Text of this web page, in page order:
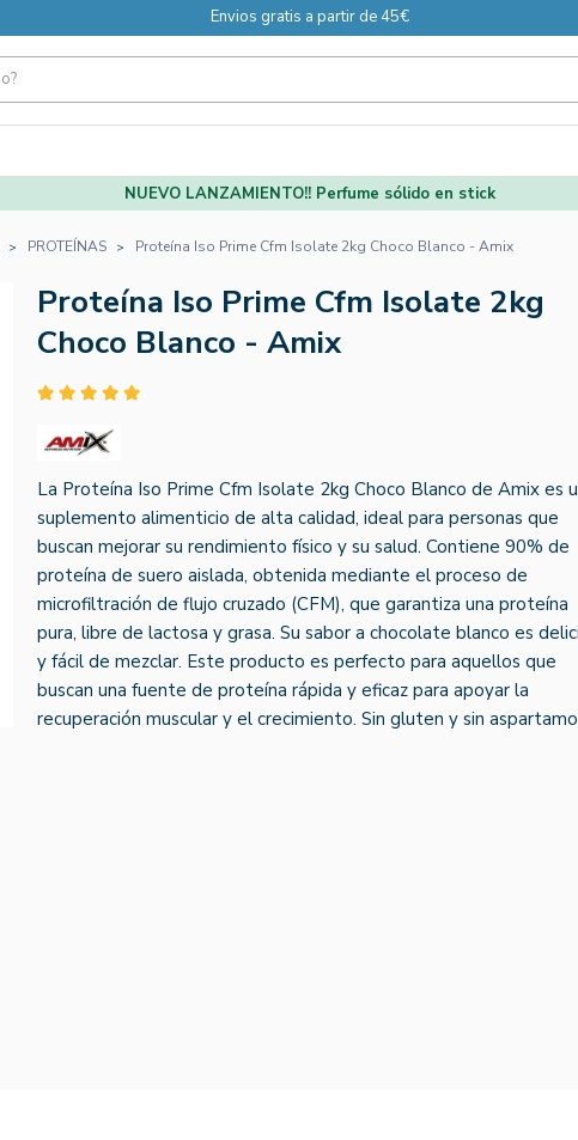
Envios gratis a partir de 45€
NUEVO LANZAMIENTO!! Perfume sólido en stick
PROTEÍNAS Proteína Iso Prime Cfm Isolate 2kg Choco Blanco - Amix
Proteína Iso Prime Cfm Isolate 2kg
Choco Blanco - Amix
La Proteína Iso Prime Cfm Isolate 2kg Choco Blanco de Amix es
suplemento alimenticio de alta calidad, ideal para personas que
buscan mejorar su rendimiento físico y su salud. Contiene 90% de
proteína de suero aislada, obtenida mediante el proceso de
microfiltración de flujo cruzado (CFM), que garantiza una proteína
pura, libre de lactosa y grasa. Su sabor a chocolate blanco es
y fácil de mezclar. Este producto es perfecto para aquellos que
buscan una fuente de proteína rápida y eficaz para apoyar la
recuperación muscular y el crecimiento. Sin gluten y sin